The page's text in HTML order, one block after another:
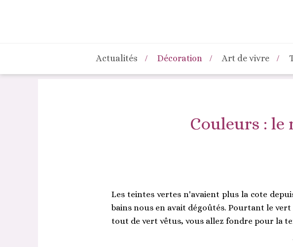
Actualités Décoration Art de vivre
Couleurs : le
Les teintes vertes n'avaient plus la cote
bains nous en avait dégoûtés. Pourtant le
tout de vert vêtus, vous allez fondre pour la